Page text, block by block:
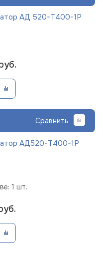
АД 520-Т400-1Р
Сравнить
АД520-Т400-1Р
1 шт.